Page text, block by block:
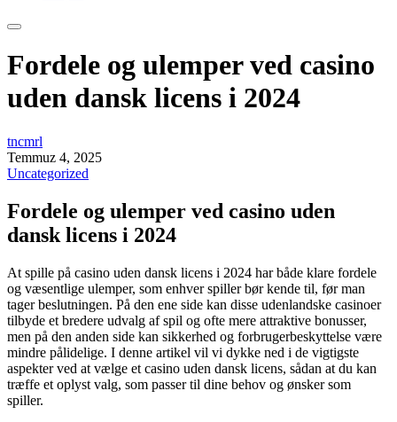
Fordele og ulemper ved casino
uden dansk licens i 2024
tncmrl
Temmuz 4, 2025
Uncategorized
Fordele og ulemper ved casino uden
dansk licens i 2024
At spille på casino uden dansk licens i 2024 har både klare fordele
og væsentlige ulemper, som enhver spiller bør kende til, før man
tager beslutningen. På den ene side kan disse udenlandske casinoer
tilbyde et bredere udvalg af spil og ofte mere attraktive bonusser,
men på den anden side kan sikkerhed og forbrugerbeskyttelse være
mindre pålidelige. I denne artikel vil vi dykke ned i de vigtigste
aspekter ved at vælge et casino uden dansk licens, sådan at du kan
træffe et oplyst valg, som passer til dine behov og ønsker som
spiller.